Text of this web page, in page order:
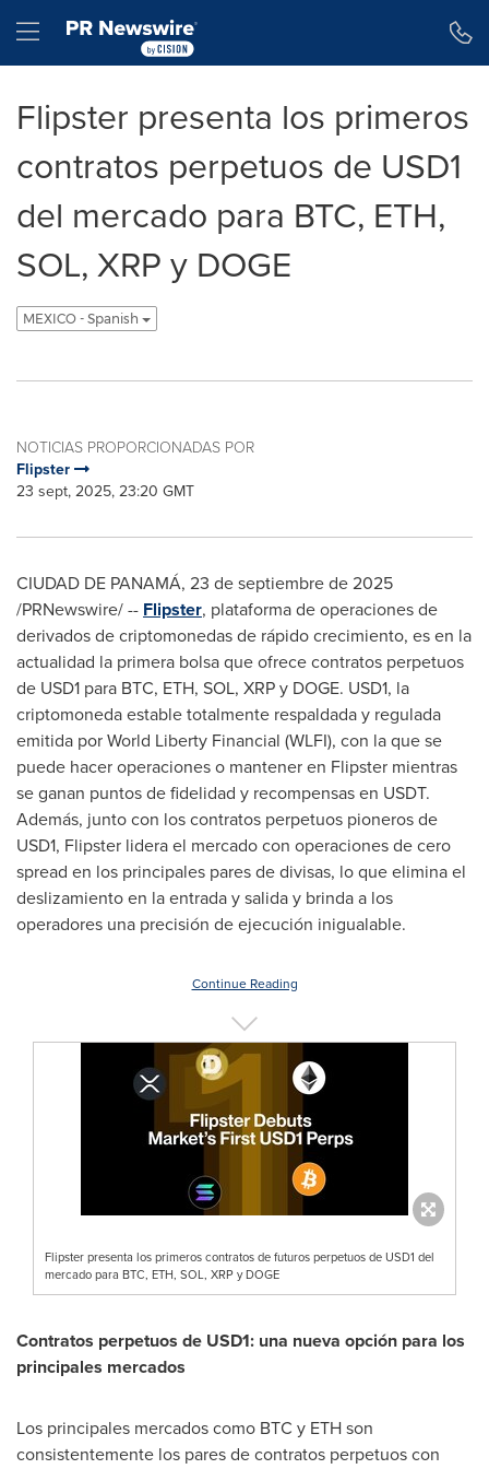
Hamburger menu
Flipster presenta los primeros
contratos perpetuos de USD1
del mercado para BTC, ETH,
SOL, XRP y DOGE
MEXICO - Spanish
NOTICIAS PROPORCIONADAS POR
Flipster
23 sept, 2025, 23:20 GMT
CIUDAD DE PANAMÁ, 23 de septiembre de 2025
/PRNewswire/ -- Flipster, plataforma de operaciones de
derivados de criptomonedas de rápido crecimiento, es en la
actualidad la primera bolsa que ofrece contratos perpetuos
de USD1 para BTC, ETH, SOL, XRP y DOGE. USD1, la
criptomoneda estable totalmente respaldada y regulada
emitida por World Liberty Financial (WLFI), con la que se
puede hacer operaciones o mantener en Flipster mientras
se ganan puntos de fidelidad y recompensas en USDT.
Además, junto con los contratos perpetuos pioneros de
USD1, Flipster lidera el mercado con operaciones de cero
spread en los principales pares de divisas, lo que elimina el
deslizamiento en la entrada y salida y brinda a los
operadores una precisión de ejecución inigualable.
Continue Reading
Flipster presenta los primeros contratos de futuros perpetuos de USD1 del
mercado para BTC, ETH, SOL, XRP y DOGE
Contratos perpetuos de USD1: una nueva opción para los
principales mercados
Los principales mercados como BTC y ETH son
consistentemente los pares de contratos perpetuos con